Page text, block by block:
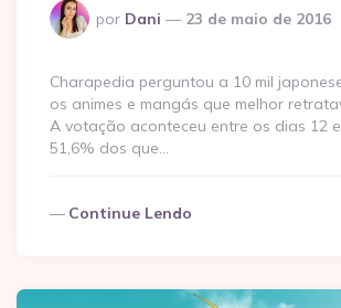
Postado
por
por Dani 23 de maio de 2016
Charapedia perguntou a 10 mil
os animes e mangás que melhor
A votação aconteceu entre os dias 12
51,6% dos que…
Continue Lendo